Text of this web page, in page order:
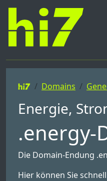
Domains
Energie,
.energy-
Die Domain-Endung
Hier können Sie